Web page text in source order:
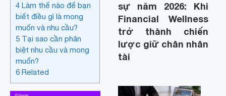
4 Làm thế nào để bạn
biết điều gì là mong
muốn và nhu cầu?
5 Tại sao cần phân
biệt nhu cầu và mong
muốn?
6 Related
sự năm 2026: Khi
Financial Wellness
trở thành chiến
lược giữ chân nhân
tài